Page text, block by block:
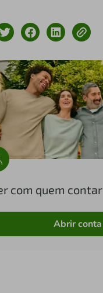
com quem contar
Abrir conta